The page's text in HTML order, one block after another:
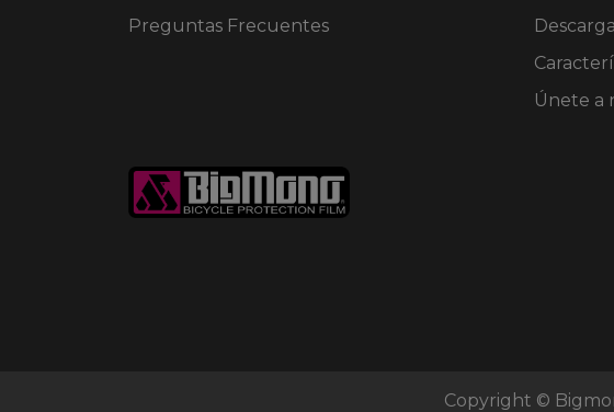
Preguntas Frecuentes
Únete a
Copyright ©